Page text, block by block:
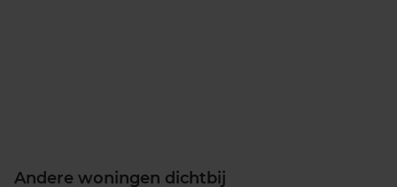
Andere woningen dichtbij